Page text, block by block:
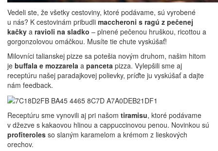
Vedeli ste, že všetky cestoviny, ktoré podávame, sú vyrobené
u nás? K cestovinám pribudli maccheroni s ragú z pečenej
kačky a ravioli na sladko – plnené pečenou hruškou, ricottou a
gorgonzolovou omáčkou. Musíte tie chute vyskúšať!
Milovníci talianskej pizze sa potešia novým druhom, našim hitom
je buffala e mozzarela a panceta pizza. Vylepšili sme aj
receptúru našej paradajkovej polievky, príďte ju vyskúšať a dajte
nám feedback.
Receptúru sme vynovili aj pri našom tiramisu, ktoré podávame
v džezve s kakaovou hlinou a cappuccinovou penou. Novinkou sú
profiteroles so slaným karamelom a krémom z lieskových
orechov.